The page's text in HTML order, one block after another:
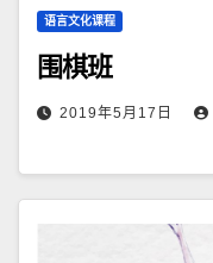
语言文化课程
围棋班
2019年5月17日